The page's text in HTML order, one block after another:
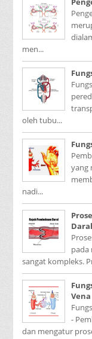
men...
oleh tubu...
yang
nadi...
pada
sangat kompleks.
Vena
-
dan mengatur